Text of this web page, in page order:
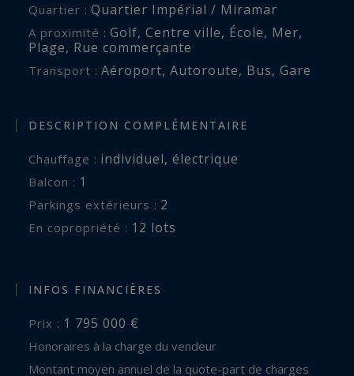
Quartier : Quartier Impérial / Miramar
A proximité : Golf, Centre ville, École, Mer,
Plage, Rue commerçante
Transport : Aéroport, Autoroute, Bus, Gare
DESCRIPTION COMPLÉMENTAIRE
Chauffage : individuel, électrique
balcon : 1
parkings extérieurs : 2
En copropriété : 12 lots
INFOS FINANCIÈRES
Prix : 1 795 000 €
Honoraires à la charge du vendeur
Montant moyen annuel de la quote-part de charges